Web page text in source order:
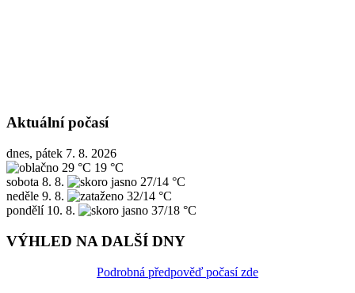
Aktuální počasí
dnes, pátek 7. 8. 2026
29 °C 19 °C
sobota 8. 8.
27/14 °C
neděle 9. 8.
32/14 °C
pondělí 10. 8. 37/18 °C
VÝHLED NA DALŠÍ DNY
Podrobná předpověď počasí zde